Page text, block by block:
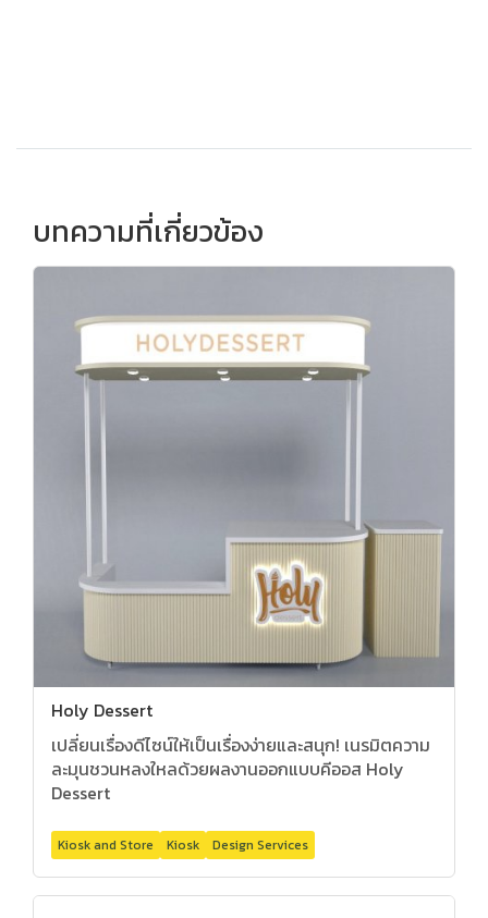
บทความที่เกี่ยวข้อง
Holy Dessert
เปลี่ยนเรื่องดีไซน์ให้เป็นเรื่องง่ายและสนุก! เนรมิตความ
ละมุนชวนหลงใหลด้วยผลงานออกแบบคีออส Holy
Dessert
Kiosk and Store Kiosk Design Services